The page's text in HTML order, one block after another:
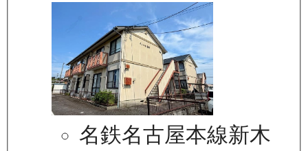
名鉄名古屋本線新木